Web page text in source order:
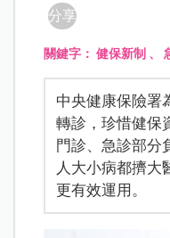
分享
關鍵字：健保新制 、
中央健康保險署
轉診，珍惜健保
門診、急診部分
人大小病都擠大
更有效運用。